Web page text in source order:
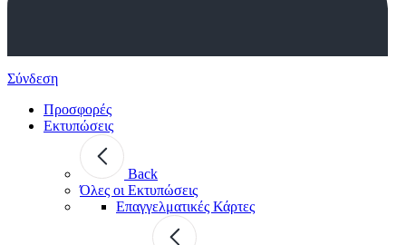
Σύνδεση
Προσφορές
Εκτυπώσεις
Back
Όλες οι Εκτυπώσεις
Επαγγελματικές Κάρτες